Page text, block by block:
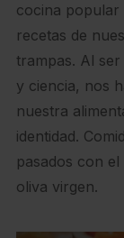
cocina popular
recetas de
trampas. Al
y ciencia, nos
nuestra
identidad.
pasados con
oliva virgen.